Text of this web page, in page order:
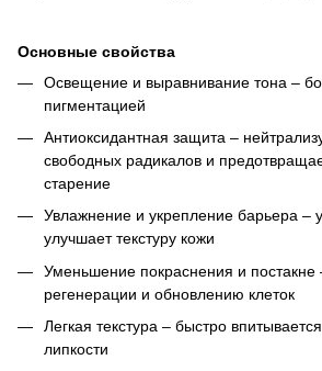
Основные свойства
Освещение и выравнивание тона –
пигментацией
Антиоксидантная защита –
свободных радикалов и
старение
Увлажнение и укрепление барьера –
улучшает текстуру кожи
Уменьшение покраснения и постакне
регенерации и обновлению клеток
Легкая текстура – ​​быстро
липкости